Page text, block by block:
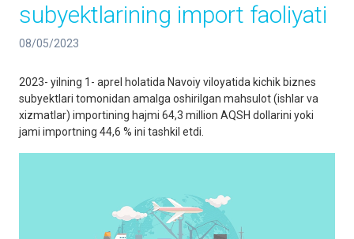
subyektlarining import faoliyati
08/05/2023
2023- yilning 1- aprel holatida Navoiy viloyatida kichik biznes
subyektlari tomonidan amalga oshirilgan mahsulot (ishlar va
xizmatlar) importining hajmi 64,3 million AQSH dollarini yoki
jami importning 44,6 % ini tashkil etdi.